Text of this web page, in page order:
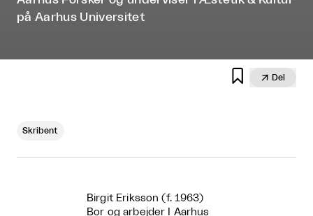
på Aarhus Universitet
  Del
Skribent
Birgit Eriksson (f. 1963)
Bor og arbejder I Aarhus